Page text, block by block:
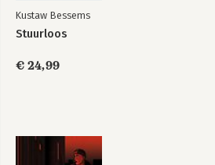
Kustaw Bessems
Stuurloos
€ 24,99